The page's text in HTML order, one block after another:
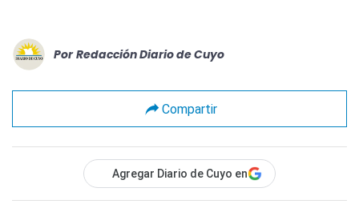
Por Redacción Diario de Cuyo
Compartir
Agregar Diario de Cuyo en